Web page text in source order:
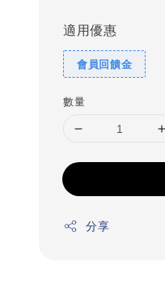
適用優惠
會員回饋金
數量
分享